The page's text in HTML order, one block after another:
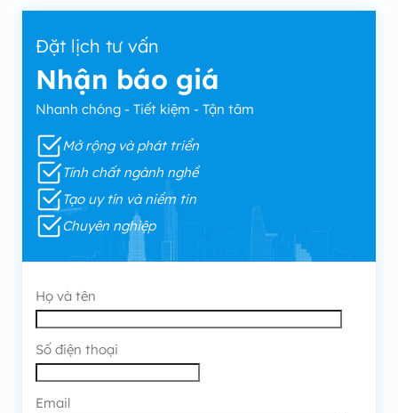
Đặt lịch tư vấn
Nhận báo giá
Nhanh chóng - Tiết kiệm - Tận tâm
Mở rộng và phát triển
Tính chất ngành nghề
Tạo uy tín và niềm tin
Chuyên nghiệp
Họ và tên
Số điện thoại
Email